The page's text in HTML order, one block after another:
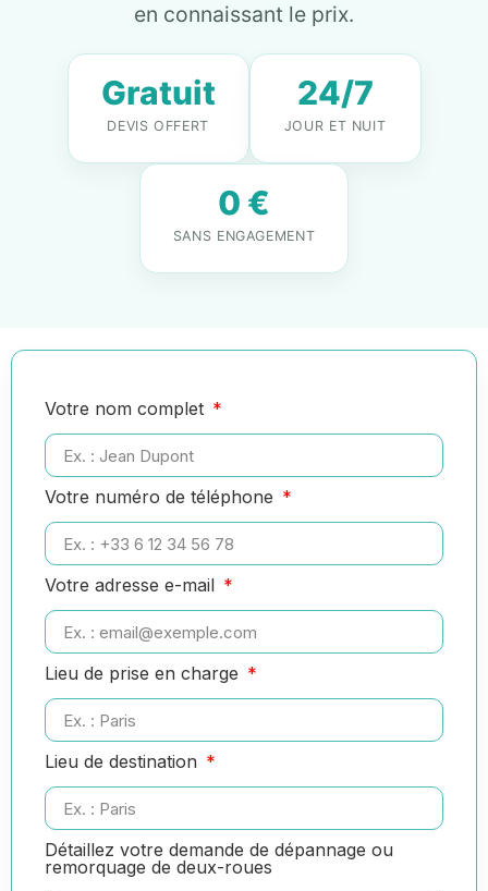
en connaissant le prix.
Gratuit
DEVIS OFFERT
24/7
JOUR ET NUIT
0 €
SANS ENGAGEMENT
Votre nom complet
Votre numéro de téléphone
Votre adresse e-mail
Lieu de prise en charge
Lieu de destination
Détaillez votre demande de dépannage ou
remorquage de deux-roues